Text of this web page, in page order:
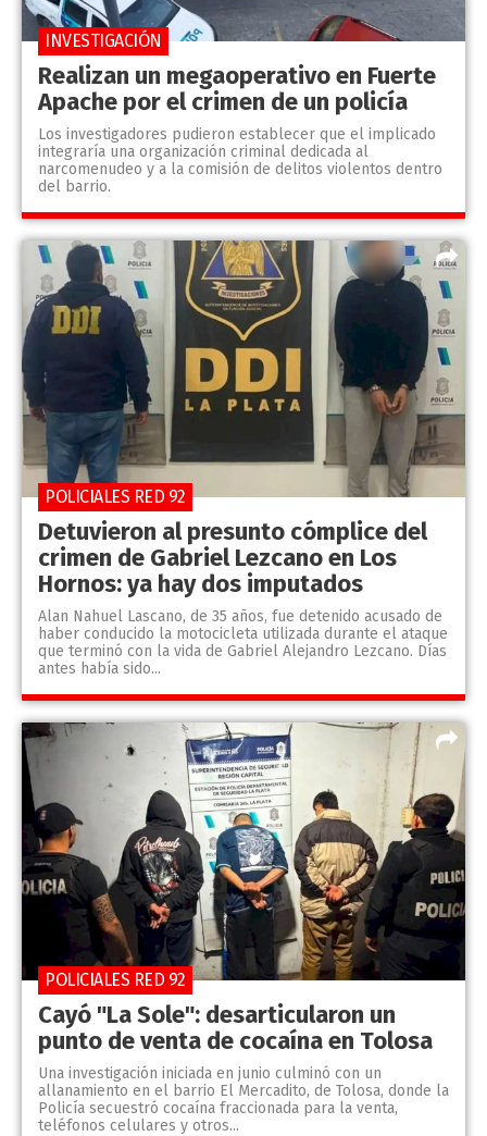
Realizan un megaoperativo en Fuerte
Apache por el crimen de un policía
Los investigadores pudieron establecer que el implicado
integraría una organización criminal dedicada al
narcomenudeo y a la comisión de delitos violentos dentro
del barrio.
INVESTIGACIÓN
Detuvieron al presunto cómplice del
crimen de Gabriel Lezcano en Los
Hornos: ya hay dos imputados
Alan Nahuel Lascano, de 35 años, fue detenido acusado de
haber conducido la motocicleta utilizada durante el ataque
que terminó con la vida de Gabriel Alejandro Lezcano. Días
antes había sido...
POLICIALES RED 92
Cayó "La Sole": desarticularon un
punto de venta de cocaína en Tolosa
Una investigación iniciada en junio culminó con un
allanamiento en el barrio El Mercadito, de Tolosa, donde la
Policía secuestró cocaína fraccionada para la venta,
teléfonos celulares y otros...
POLICIALES RED 92